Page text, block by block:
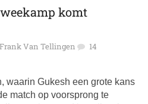
komt
Frank Van Tellingen 14
waarin Gukesh een grote kans
match op voorsprong te